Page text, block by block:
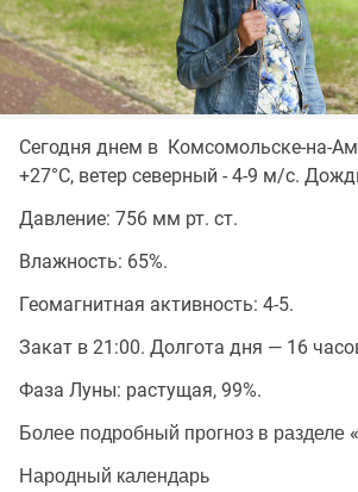
Сегодня днем в Комсомольске-на-
+27°C, ветер северный - 4-9 м/с.
Давление: 756 мм рт. ст.
Влажность: 65%.
Геомагнитная активность: 4-5.
Закат в 21:00. Долгота дня — 16
Фаза Луны: растущая, 99%.
Более подробный прогноз в разделе «
Народный календарь